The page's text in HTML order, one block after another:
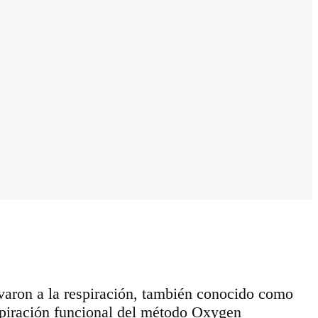
a la respiración, también conocido como
funcional del método Oxygen